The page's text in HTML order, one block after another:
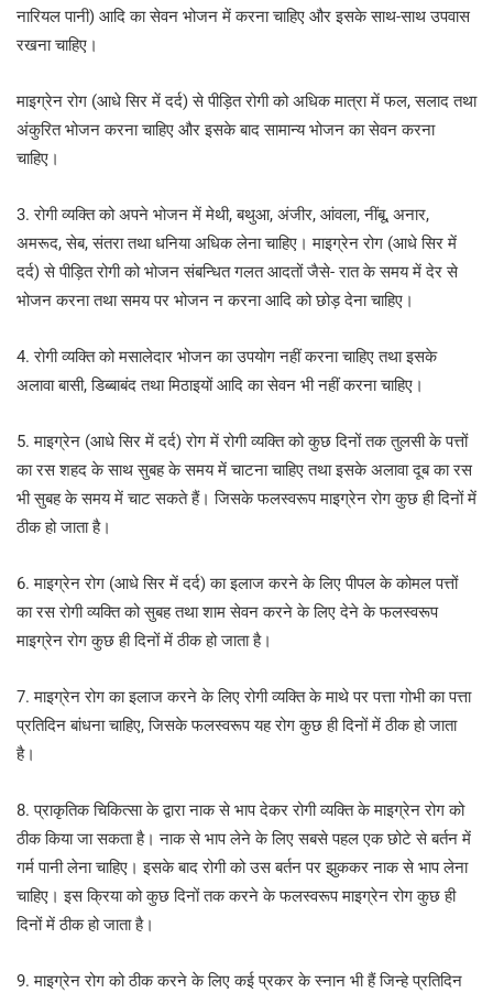
नारियल पानी) आदि का सेवन भोजन में करना चाहिए और इसके साथ-साथ उपवास
रखना चाहिए।
माइग्रेन रोग (आधे सिर में दर्द) से पीड़ित रोगी को अधिक मात्रा में फल, सलाद तथा
अंकुरित भोजन करना चाहिए और इसके बाद सामान्य भोजन का सेवन करना
चाहिए।
3. रोगी व्यक्ति को अपने भोजन में मेथी, बथुआ, अंजीर, आंवला, नींबू, अनार,
अमरूद, सेब, संतरा तथा धनिया अधिक लेना चाहिए। माइग्रेन रोग (आधे सिर में
दर्द) से पीड़ित रोगी को भोजन संबन्धित गलत आदतों जैसे- रात के समय में देर से
भोजन करना तथा समय पर भोजन न करना आदि को छोड़ देना चाहिए।
4. रोगी व्यक्ति को मसालेदार भोजन का उपयोग नहीं करना चाहिए तथा इसके
अलावा बासी, डिब्बाबंद तथा मिठाइयों आदि का सेवन भी नहीं करना चाहिए।
5. माइग्रेन (आधे सिर में दर्द) रोग में रोगी व्यक्ति को कुछ दिनों तक तुलसी के पत्तों
का रस शहद के साथ सुबह के समय में चाटना चाहिए तथा इसके अलावा दूब का रस
भी सुबह के समय में चाट सकते हैं। जिसके फलस्वरूप माइग्रेन रोग कुछ ही दिनों में
ठीक हो जाता है।
6. माइग्रेन रोग (आधे सिर में दर्द) का इलाज करने के लिए पीपल के कोमल पत्तों
का रस रोगी व्यक्ति को सुबह तथा शाम सेवन करने के लिए देने के फलस्वरूप
माइग्रेन रोग कुछ ही दिनों में ठीक हो जाता है।
7. माइग्रेन रोग का इलाज करने के लिए रोगी व्यक्ति के माथे पर पत्ता गोभी का पत्ता
प्रतिदिन बांधना चाहिए, जिसके फलस्वरूप यह रोग कुछ ही दिनों में ठीक हो जाता
है।
8. प्राकृतिक चिकित्सा के द्वारा नाक से भाप देकर रोगी व्यक्ति के माइग्रेन रोग को
ठीक किया जा सकता है। नाक से भाप लेने के लिए सबसे पहल एक छोटे से बर्तन में
गर्म पानी लेना चाहिए। इसके बाद रोगी को उस बर्तन पर झुककर नाक से भाप लेना
चाहिए। इस क्रिया को कुछ दिनों तक करने के फलस्वरूप माइग्रेन रोग कुछ ही
दिनों में ठीक हो जाता है।
9. माइग्रेन रोग को ठीक करने के लिए कई प्रकर के स्नान भी हैं जिन्हे प्रतिदिन